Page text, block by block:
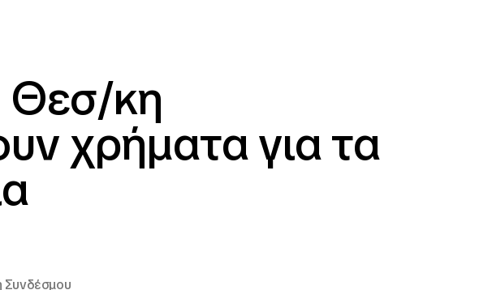
Θεσ/κη
χρήματα για τα
Συνδέσμου